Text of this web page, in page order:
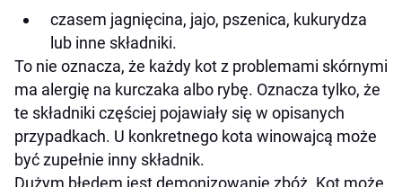
czasem jagnięcina, jajo, pszenica, kukurydza
lub inne składniki.
To nie oznacza, że każdy kot z problemami skórnymi
ma alergię na kurczaka albo rybę. Oznacza tylko, że
te składniki częściej pojawiały się w opisanych
przypadkach. U konkretnego kota winowajcą może
być zupełnie inny składnik.
Dużym błędem jest demonizowanie zbóż. Kot może